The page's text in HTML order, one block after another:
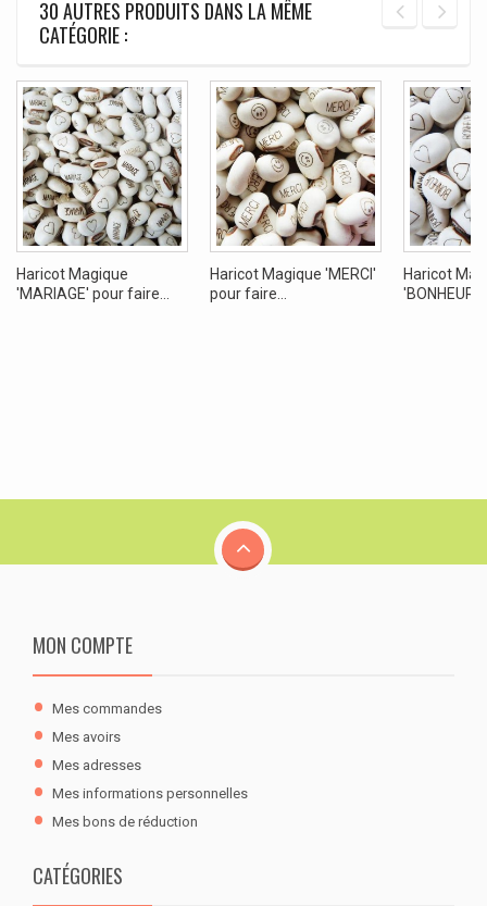
30 AUTRES PRODUITS DANS LA MÊME
CATÉGORIE :
Haricot Magique
'MARIAGE' pour faire...
Haricot Magique 'MERCI'
pour faire...
Haricot
'BONHEUR'
MON COMPTE
Mes commandes
Mes avoirs
Mes adresses
Mes informations personnelles
Mes bons de réduction
CATÉGORIES